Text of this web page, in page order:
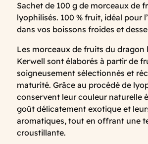
Sachet de 100 g de morceaux de
lyophilisés. 100 % fruit, idéal pour
dans vos boissons froides et
Les morceaux de fruits du dragon
Kerwell sont élaborés à partir de
soigneusement sélectionnés et
maturité. Grâce au procédé de
conservent leur couleur naturelle
goût délicatement exotique et
aromatiques, tout en offrant une
croustillante.